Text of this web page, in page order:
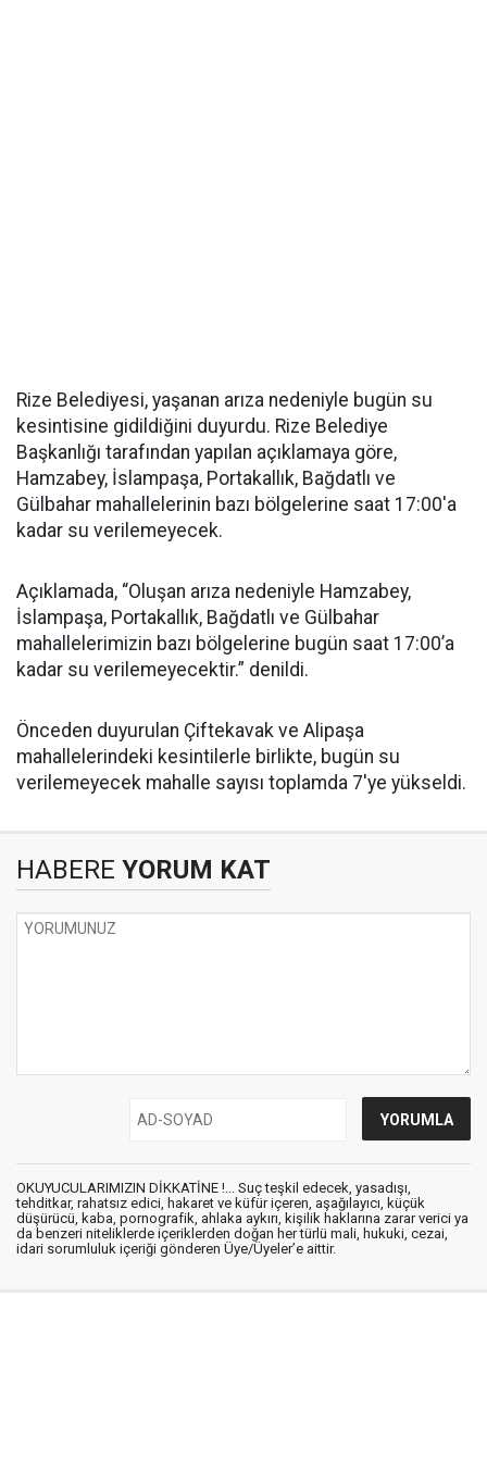
Rize Belediyesi, yaşanan arıza nedeniyle bugün su
kesintisine gidildiğini duyurdu. Rize Belediye
Başkanlığı tarafından yapılan açıklamaya göre,
Hamzabey, İslampaşa, Portakallık, Bağdatlı ve
Gülbahar mahallelerinin bazı bölgelerine saat 17:00'a
kadar su verilemeyecek.
Açıklamada, “Oluşan arıza nedeniyle Hamzabey,
İslampaşa, Portakallık, Bağdatlı ve Gülbahar
mahallelerimizin bazı bölgelerine bugün saat 17:00’a
kadar su verilemeyecektir.” denildi.
Önceden duyurulan Çiftekavak ve Alipaşa
mahallelerindeki kesintilerle birlikte, bugün su
verilemeyecek mahalle sayısı toplamda 7'ye yükseldi.
HABERE YORUM KAT
OKUYUCULARIMIZIN DİKKATİNE !... Suç teşkil edecek, yasadışı,
tehditkar, rahatsız edici, hakaret ve küfür içeren, aşağılayıcı, küçük
düşürücü, kaba, pornografik, ahlaka aykırı, kişilik haklarına zarar verici ya
da benzeri niteliklerde içeriklerden doğan her türlü mali, hukuki, cezai,
idari sorumluluk içeriği gönderen Üye/Üyeler’e aittir.